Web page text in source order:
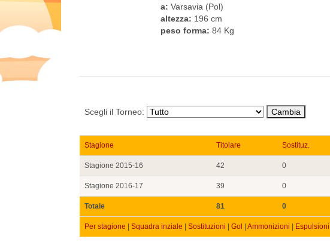
a: Varsavia (Pol)
altezza: 196 cm
peso forma: 84 Kg
Scegli il Torneo:
Stagione Titolare Sostituz.
Stagione 2015-16 42 0
Stagione 2016-17 39 0
Totale 81 0
Per stagione | Squadra inziale | Sostituzioni | Gol | Ammonizioni | Espulsioni